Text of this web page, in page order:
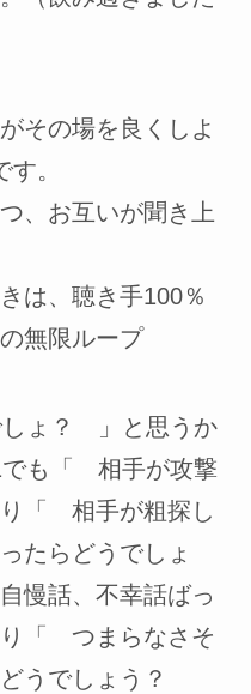
その場を良くしよ
。
、お互いが聞き上
は、聴き手100％
無限ループ
しょ？ 」と思うか
でも「 相手が攻撃
「 相手が粗探し
たらどうでしょ
慢話、不幸話ばっ
「 つまらなさそ
うでしょう？